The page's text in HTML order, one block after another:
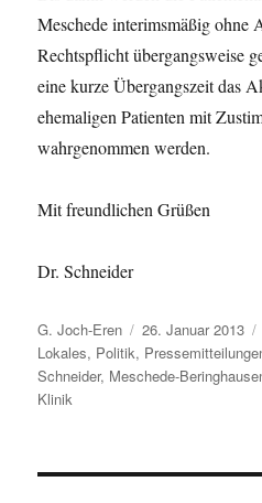
Meschede interimsmäßig ohne
Rechtspflicht übergangsweise
eine kurze Übergangszeit das
ehemaligen Patienten mit
wahrgenommen werden.
Mit freundlichen Grüßen
Dr. Schneider
Autor
G. Joch-Eren
Veröffentlicht
am
26. Januar 2013
Lokales, Politik,
Schneider, Meschede-
Klinik